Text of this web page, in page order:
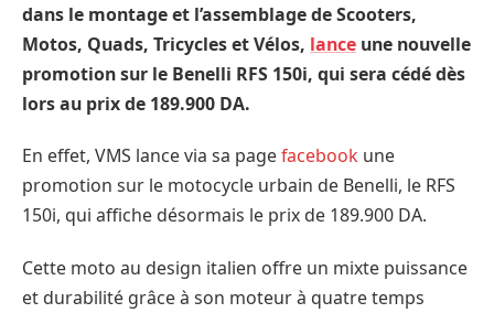
dans le montage et l’assemblage de Scooters,
Motos, Quads, Tricycles et Vélos, lance une nouvelle
promotion sur le Benelli RFS 150i, qui sera cédé dès
lors au prix de 189.900 DA.
En effet, VMS lance via sa pagefacebook une
promotion sur le motocycle urbain de Benelli, le RFS
150i, qui affiche désormais le prix de 189.900 DA.
Cette moto au design italien offre un mixte puissance
et durabilité grâce à son moteur à quatre temps